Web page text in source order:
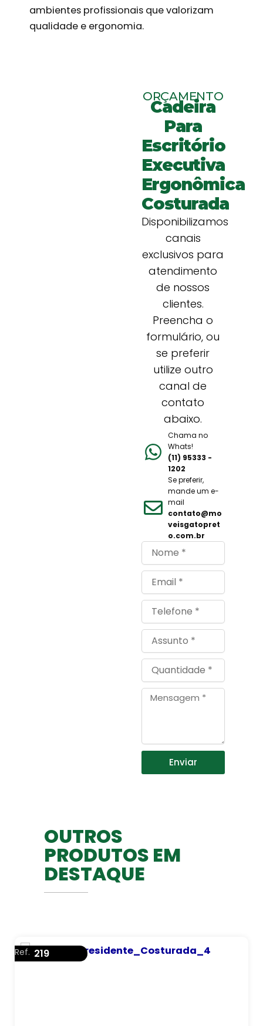
ambientes profissionais que valorizam
qualidade e ergonomia.
ORÇAMENTO
Cadeira
Para
Escritório
Executiva
Ergonômica
Costurada
Disponibilizamos
canais
exclusivos para
atendimento
de nossos
clientes.
Preencha o
formulário, ou
se preferir
utilize outro
canal de
contato
abaixo.
Chama no
Whats!
(11) 95333 -
1202
Se preferir,
mande um e-
mail
contato@mo
veisgatopret
o.com.br
Nome
Email
Telefone
Assunto
Quantidade
Mensagem
Enviar
OUTROS
PRODUTOS EM
DESTAQUE
Ref. 219